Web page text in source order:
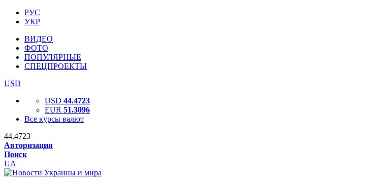
РУС
УКР
ВИДЕО
ФОТО
ПОПУЛЯРНЫЕ
СПЕЦПРОЕКТЫ
USD
USD 44.4723
EUR 51.3096
Все курсы валют
44.4723
Авторизация
Поиск
UA